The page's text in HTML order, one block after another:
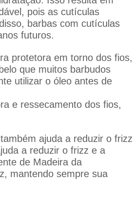
pois as cutículas
barbas com cutículas
futuros.
protetora em torno dos fios,
que muitos barbudos
utilizar o óleo antes de
e ressecamento dos fios,
ajuda a reduzir o frizz
a reduzir o frizz e a
de Madeira da
mantendo sempre sua